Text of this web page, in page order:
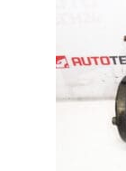
Mein Konto